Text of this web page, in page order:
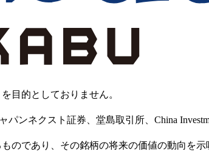
目的としておりません。
ネクスト証券、堂島取引所、China
のであり、その銘柄の将来の価値の動向を